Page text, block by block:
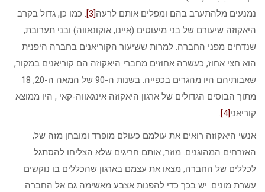
נמנעים מלהתערב בהם ומפלים אותם לרעה[3]
. כמו כן, גדול בקרב
היאקוזה שיעורם של בני מיעוטים (איינו, אוקונאווה) ובני תערובת,
שנדחים מפני החברה. למרות ששיעור הקוריאנים בחברה היפנית
הוא חצי אחוז, כעשרה אחוזים מחברי היאקוזה הם קוריאנים במקור,
שאבותיהם היו מהגרים בכפייה. בשנות ה-90 של המאה ה-20, 18
מתוך הבוסים הגדולים של ארגון היאקוזה אינגאווה-קאי , היו ממוצא
קוריאני[4]
.
אנשי היאקוזה רואים את עולמם כעולם מופרד ומובחן מזה של,
האזרחים המהוגנים. מוזר, אותם חריגים שלא הצליחו להסתגל
לכללים של החברה, מצאו את עצמם בארגון שהכללים בו נוקשים
עשרת מונים. יש בכך כדי להפנות אצבע מאשימה גם אל החברה